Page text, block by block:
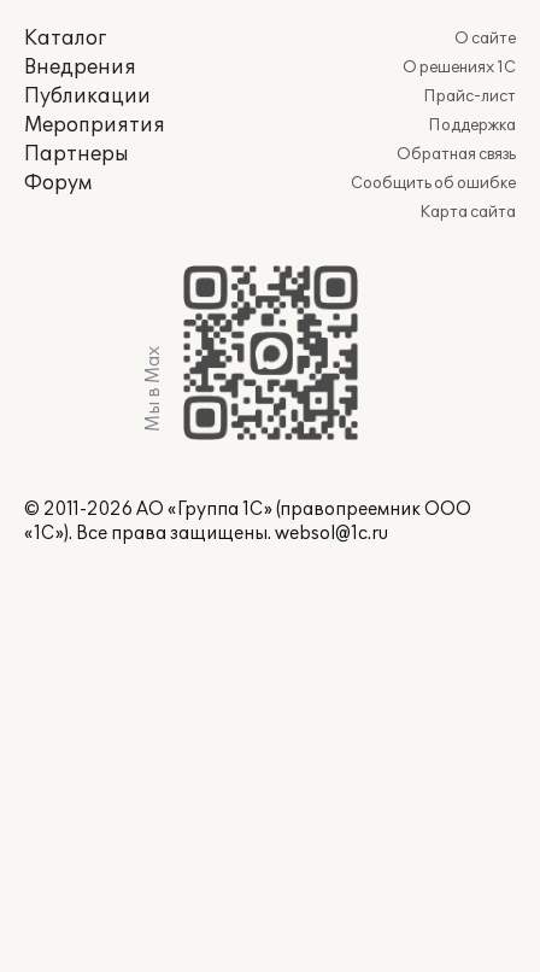
Каталог
Внедрения
Публикации
Мероприятия
Партнеры
Форум
О сайте
О решениях 1С
Прайс-лист
Поддержка
Обратная связь
Сообщить об ошибке
Карта сайта
Мы в Max
© 2011-2026 АО «Группа 1С» (правопреемник ООО
«1С»). Все права защищены. websol@1c.ru